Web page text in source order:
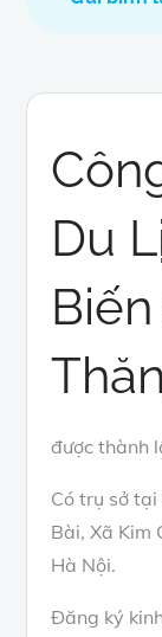
Du
được thành
Có trụ sở
Bài, Xã Kim
Hà Nội.
Đăng ký